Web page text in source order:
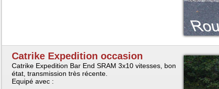
Catrike Expedition occasion
Catrike Expedition Bar End SRAM 3x10 vitesses, bon
état, transmission très récente.
Equipé avec :